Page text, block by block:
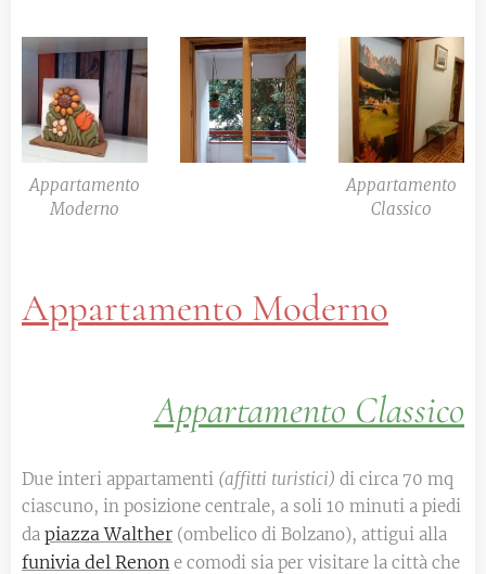
Appartamento
Moderno
Appartamento
Classico
Appartamento Moderno
Appartamento Classico
Due interi appartamenti (affitti turistici) di circa 70 mq
ciascuno, in posizione centrale, a soli 10 minuti a piedi
da piazza Walther (ombelico di Bolzano), attigui alla
funivia del Renon e comodi sia per visitare la città che